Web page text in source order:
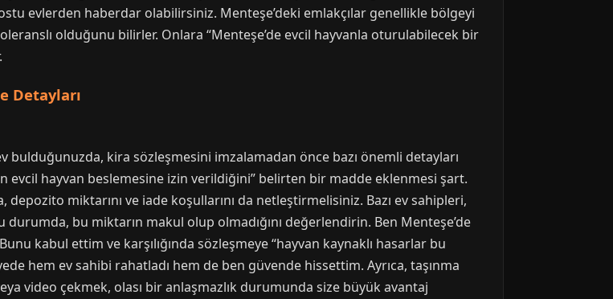
evlerden haberdar olabilirsiniz. Menteşe’deki emlakçılar genellikle bölgeyi
olduğunu bilirler. Onlara “Menteşe’de evcil hayvanla oturulabilecek bir
Detayları
bulduğunuzda, kira sözleşmesini imzalamadan önce bazı önemli detayları
evcil hayvan beslemesine izin verildiğini” belirten bir madde eklenmesi şart.
depozito miktarını ve iade koşullarını da netleştirmelisiniz. Bazı ev sahipleri,
bu miktarın makul olup olmadığını değerlendirin. Ben Menteşe’de
kabul ettim ve karşılığında sözleşmeye “hayvan kaynaklı hasarlar bu
hem ev sahibi rahatladı hem de ben güvende hissettim. Ayrıca, taşınma
video çekmek, olası bir anlaşmazlık durumunda size büyük avantaj